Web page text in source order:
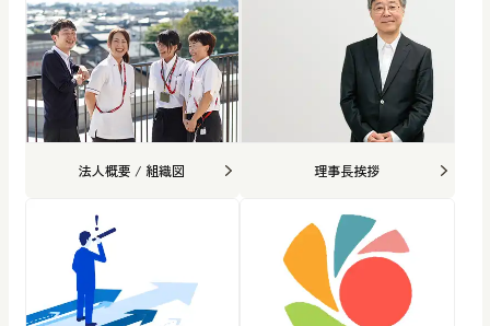
法人概要 / 組織図 理事長挨拶